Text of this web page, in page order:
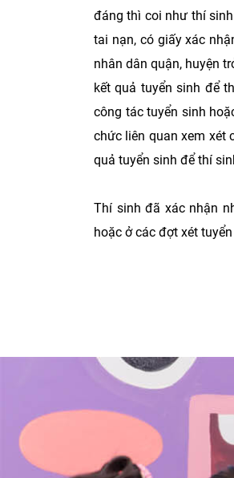
đáng thì coi như thí
tai nạn, có giấy xác
nhân dân quận, huyện
kết quả tuyển sinh để
công tác tuyển sinh
chức liên quan xem xét
quả tuyển sinh để thí
Thí sinh đã xác nhận
hoặc ở các đợt xét